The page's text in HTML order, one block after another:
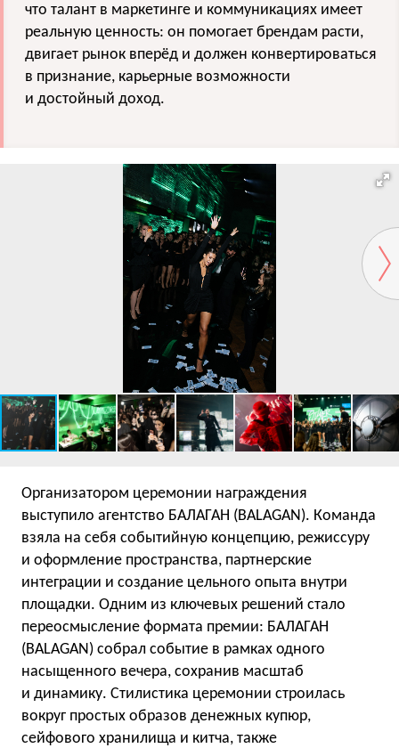
что талант в маркетинге и коммуникациях имеет
реальную ценность: он помогает брендам расти,
двигает рынок вперёд и должен конвертироваться
в признание, карьерные возможности
и достойный доход.
Организатором церемонии награждения
выступило агентство БАЛАГАН (BALAGAN). Команда
взяла на себя событийную концепцию, режиссуру
и оформление пространства, партнерские
интеграции и создание цельного опыта внутри
площадки. Одним из ключевых решений стало
переосмысление формата премии: БАЛАГАН
(BALAGAN) собрал событие в рамках одного
насыщенного вечера, сохранив масштаб
и динамику. Стилистика церемонии строилась
вокруг простых образов денежных купюр,
сейфового хранилища и китча, также